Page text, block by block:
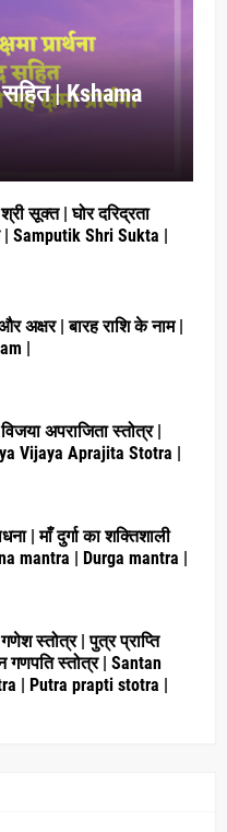
सहित | Kshama
सूक्त | घोर दरिद्रता
| Samputik Shri Sukta |
अक्षर | बारह राशि के नाम |
|
अपराजिता स्तोत्र |
Vijaya Aprajita Stotra |
| माँ दुर्गा का शक्तिशाली
mantra | Durga mantra |
स्तोत्र | पुत्र प्राप्ति
गणपति स्तोत्र | Santan
| Putra prapti stotra |